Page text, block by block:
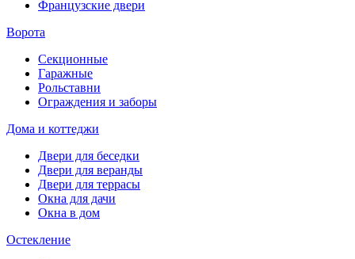
Французские двери
Ворота
Секционные
Гаражные
Рольставни
Ограждения и заборы
Дома и коттеджи
Двери для беседки
Двери для веранды
Двери для террасы
Окна для дачи
Окна в дом
Остекление